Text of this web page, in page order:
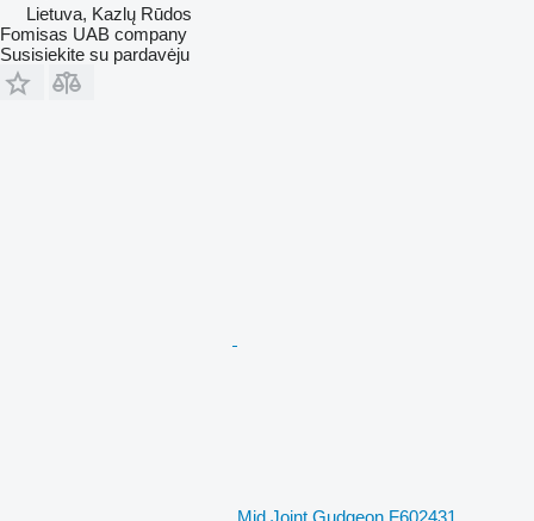
Lietuva, Kazlų Rūdos
Fomisas UAB company
Susisiekite su pardavėju
Mid Joint Gudgeon F602431